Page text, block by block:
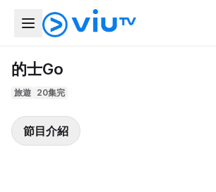
的士Go
旅遊 20集完
節目介紹